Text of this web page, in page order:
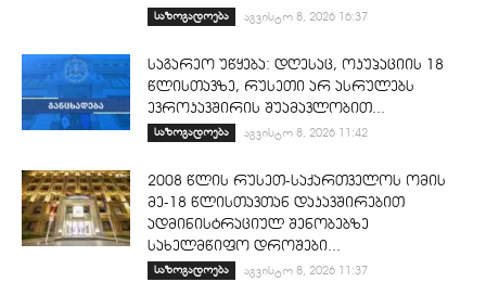
საზოგადოება აგვისტო 8, 2026 16:37
საგარეო უწყება: დღესაც, ოკუპაციის 18
წლისთავზე, რუსეთი არ ასრულებს
ევროკავშირის შუამავლობით...
საზოგადოება აგვისტო 8, 2026 11:42
2008 წლის რუსეთ-საქართველოს ომის
მე-18 წლისთავთან დაკავშირებით
ადმინისტრაციულ შენობებზე
სახელმწიფო დროშები...
საზოგადოება აგვისტო 8, 2026 11:37